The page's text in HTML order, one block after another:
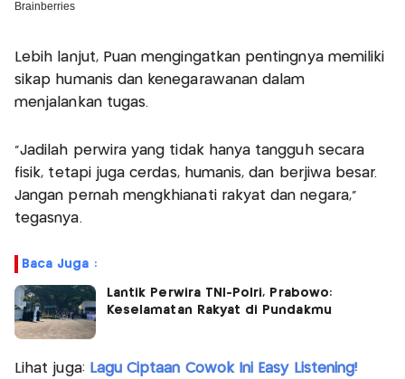
Lebih lanjut, Puan mengingatkan pentingnya memiliki
sikap humanis dan kenegarawanan dalam
menjalankan tugas.
"Jadilah perwira yang tidak hanya tangguh secara
fisik, tetapi juga cerdas, humanis, dan berjiwa besar.
Jangan pernah mengkhianati rakyat dan negara,"
tegasnya.
Baca Juga :
Lantik Perwira TNI-Polri, Prabowo:
Keselamatan Rakyat di Pundakmu
Lihat juga: Lagu Ciptaan Cowok Ini Easy Listening!